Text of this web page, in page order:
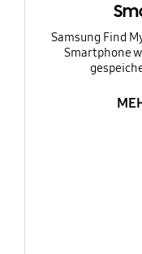
Samsung Find
Smartphone